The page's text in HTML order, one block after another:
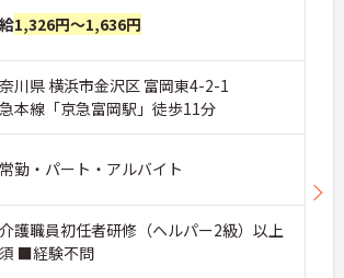
1,326円～1,636円
川県 横浜市金沢区 富岡東4-2-1
本線「京急富岡駅」徒歩11分
勤・パート・アルバイト
護職員初任者研修（ヘルパー2級）以上
■経験不問